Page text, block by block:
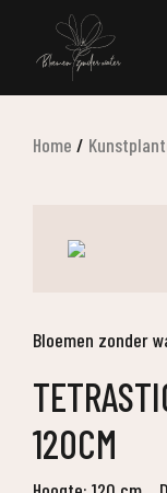
Home /
Bloemen zonder
120CM